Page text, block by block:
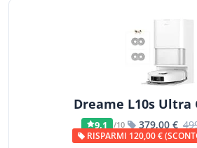
Dreame L10s Ultra
9,1 /10 379,00 €
RISPARMI 120,00 €